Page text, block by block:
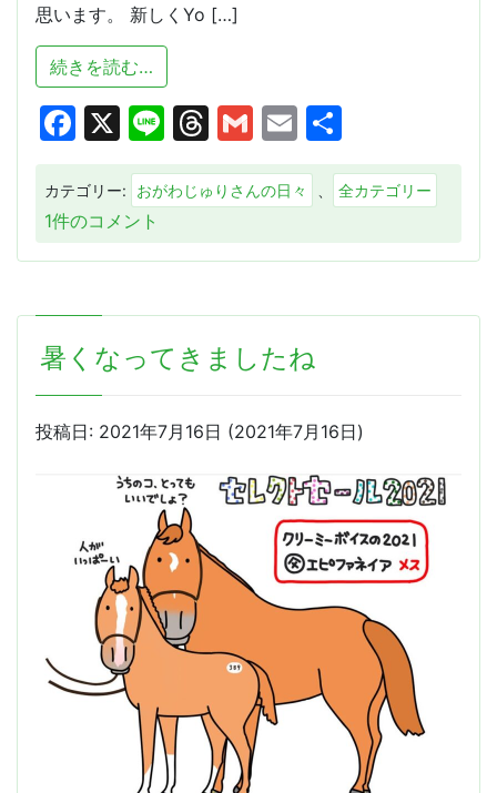
思います。 新しくYo […]
続きを読む…
Facebook
X LineThreads
Gmail
Email
カテゴリー: おがわじゅりさんの日々 全カテゴリー
ゴ
る！
1件のコメント
暑くなってきましたね
投稿日: 2021年7月16日 (2021年7月16日)